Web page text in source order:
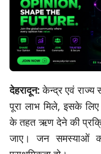
देहरादून:केन्द्र एवं राज्य
पूरा लाभ मिले, इसके लिए
के तहत ऋण देने की
जाए। जन समस्याओं का